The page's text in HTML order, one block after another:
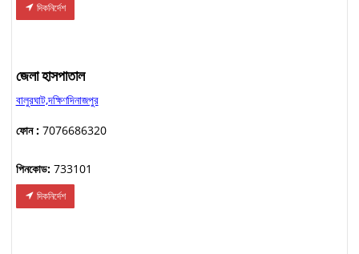
দিকনির্দেশ
জেলা হাসপাতাল
বালুরঘাট,দক্ষিণদিনাজপুর
ফোন :7076686320
পিনকোড:733101
দিকনির্দেশ